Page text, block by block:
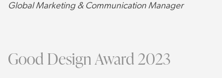
Global Marketing & Communication Manager
Good Design Award 2023